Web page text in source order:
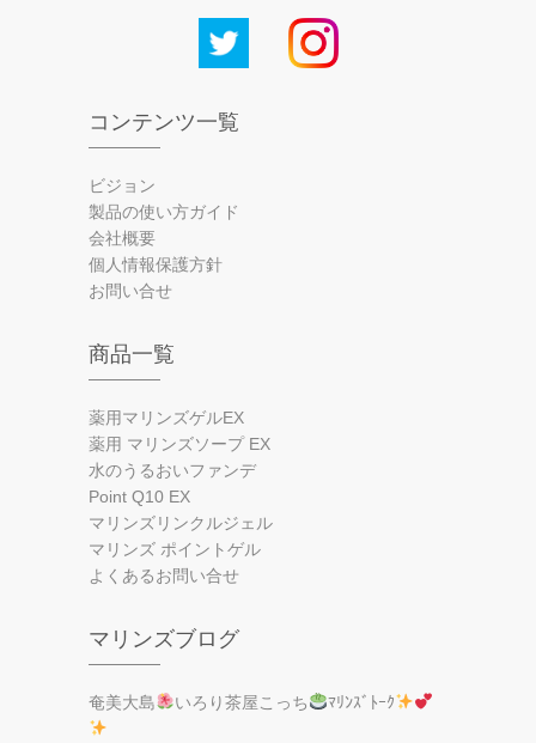
コンテンツ一覧
ビジョン
製品の使い方ガイド
会社概要
個人情報保護方針
お問い合せ
商品一覧
薬用マリンズゲルEX
薬用 マリンズソープ EX
水のうるおいファンデ
Point Q10 EX
マリンズリンクルジェル
マリンズ ポイントゲル
よくあるお問い合せ
マリンズブログ
奄美大島 いろり茶屋こっち ﾏﾘﾝｽﾞﾄｰｸ